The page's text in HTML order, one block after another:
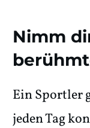
Nimm
Ein Sportler
jeden Tag